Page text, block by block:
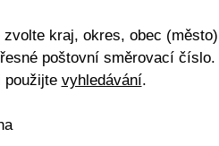
zvolte kraj, okres, obec
poštovní směrovací
použijte vyhledávání.